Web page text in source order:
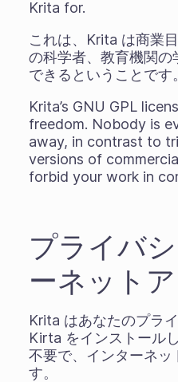
Krita for.
これは、Krita は商業
の科学者、教育機関
できるということです。
Krita’s GNU GPL
freedom. Nobody is
away, in contrast to
versions of
forbid your work in
プライバ
ーネット
Krita はあなたのプラ
Kirta をインストール
不要で、インターネ
す。